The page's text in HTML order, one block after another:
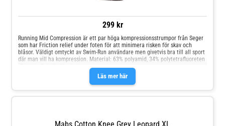
299 kr
Läs mer här
Running Mid Compression är ett par höga kompressionsstrumpor från Seger
som har Friction relief under foten för att minimera risken för skav och
blåsor. Väldigt omtyckt av Swim-Run användare men givetvis bra till all sport
där man vill ha kompression. Material: 63% polyamid, 34% polytetrafluoreten